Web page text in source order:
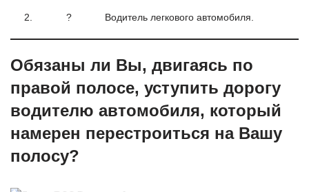
2. ? Водитель легкового автомобиля.
Обязаны ли Вы, двигаясь по
правой полосе, уступить дорогу
водителю автомобиля, который
намерен перестроиться на Вашу
полосу?